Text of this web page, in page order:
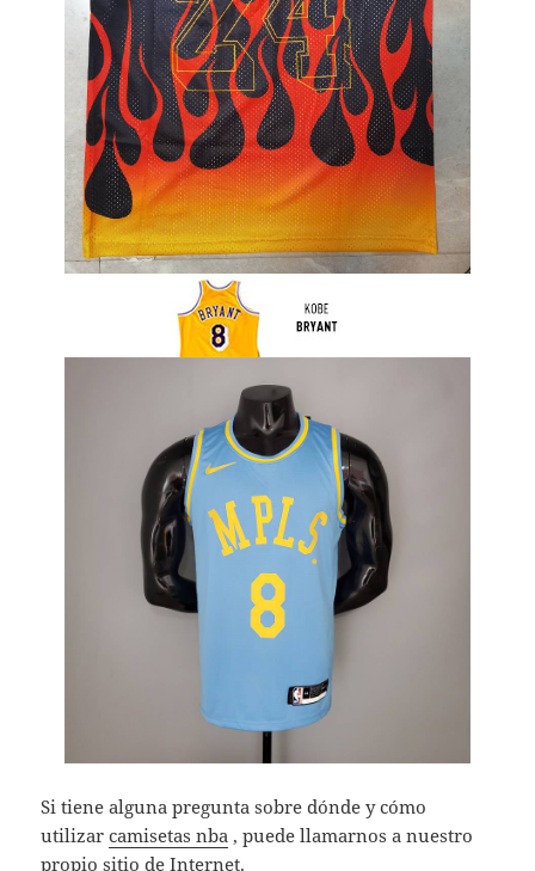
Si tiene alguna pregunta sobre dónde y cómo
utilizarcamisetas nba , puede llamarnos a nuestro
propio sitio de Internet.